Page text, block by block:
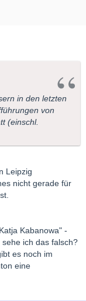
in den letzten
von
(einschl.
Leipzig
nicht gerade für
Kabanowa" -
ich das falsch?
es noch im
eine